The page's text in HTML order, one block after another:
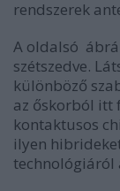
rendszerek
A oldalsó
szétszedve.
különböző
az őskorból itt
kontaktusos
ilyen
technológiáról